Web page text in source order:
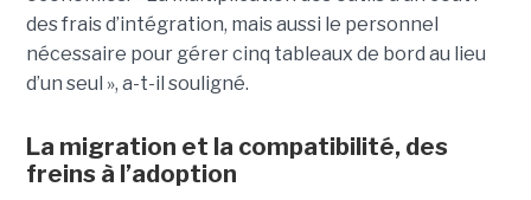
des frais d’intégration, mais aussi le personnel
nécessaire pour gérer cinq tableaux de bord au lieu
d’un seul », a-t-il souligné.
La migration et la compatibilité, des
freins à l’adoption